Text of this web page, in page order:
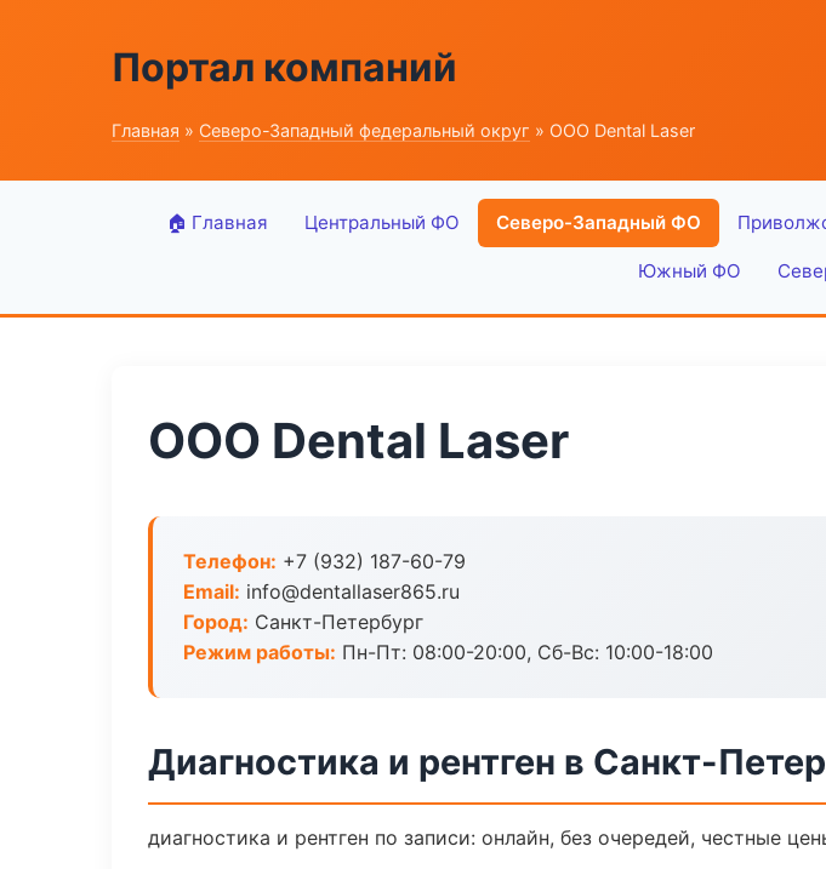
Портал компаний
Главная » Северо-Западный федеральный округ » ООО Dental Laser
🏠 Главная Центральный ФО Северо-Западный ФО
Южный ФО
ООО Dental Laser
Телефон: +7 (932) 187-60-79
Email: info@dentallaser865.ru
Город: Санкт-Петербург
Режим работы: Пн-Пт: 08:00-20:00, Сб-Вс: 10:00-18:00
Диагностика и рентген в Санкт-
диагностика и рентген по записи: онлайн, без очередей, честные